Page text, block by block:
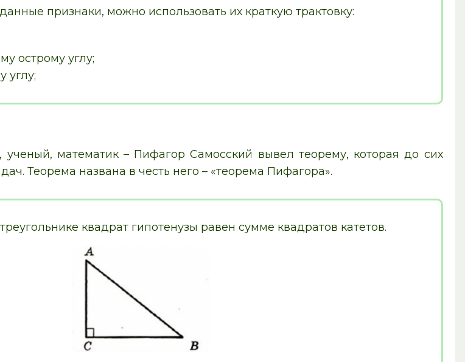
признаки, можно использовать их краткую трактовку:
острому углу;
углу;
математик – Пифагор Самосский вывел теорему, которая до сих
Теорема названа в честь него – «теорема Пифагора».
квадрат гипотенузы равен сумме квадратов катетов.